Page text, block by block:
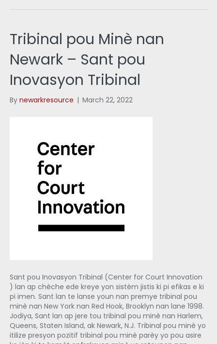
Tribinal pou Minè nan
Newark – Sant pou
Inovasyon Tribinal
By newarkresource | March 22, 2022
Sant pou Inovasyon Tribinal (Center for Court Innovation
) lan ap chèche ede kreye yon sistèm jistis ki pi efikas e ki
pi imen. Sant lan te lanse youn nan premye tribinal pou
minè nan New York nan Red Hook, Brooklyn nan lane 1998.
Jodiya, Sant lan ap jere tou tribinal pou minè nan Harlem,
Queens, Staten Island, ak Newark, N.J. Tribinal pou minè yo
itilize presyon pozitif tribinal pou minè parèy yo pou asire